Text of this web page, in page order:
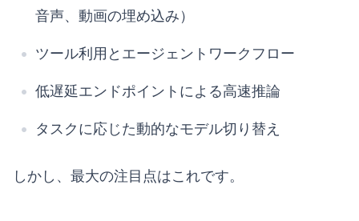
音声、動画の埋め込み）
ツール利用とエージェントワークフロー
低遅延エンドポイントによる高速推論
タスクに応じた動的なモデル切り替え
しかし、最大の注目点はこれです。